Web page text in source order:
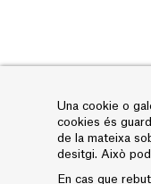
Una cookie o
cookies és
de la mateixa
desitgi. Això
En cas que